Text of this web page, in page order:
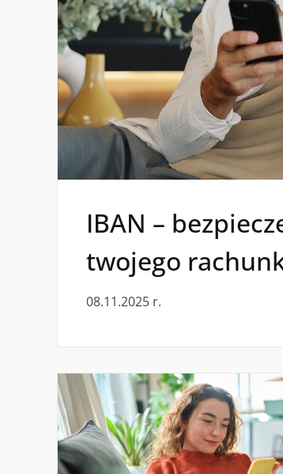
IBAN –
twojego
08.11.2025 r.